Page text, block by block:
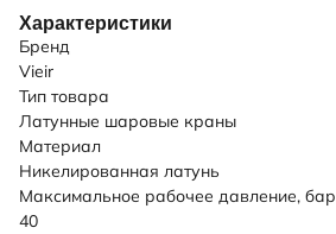
Характеристики
Бренд
Vieir
Тип товара
Латунные шаровые краны
Материал
Никелированная латунь
Максимальное рабочее давление, бар
40